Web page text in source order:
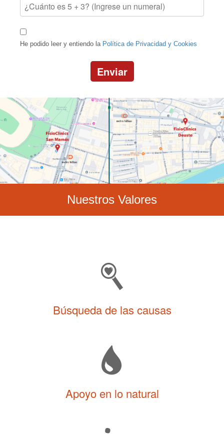
He podido leer y entiendo la Política de Privacidad y Cookies
Enviar
Nuestros Valores
Búsqueda de las causas
Apoyo en lo natural